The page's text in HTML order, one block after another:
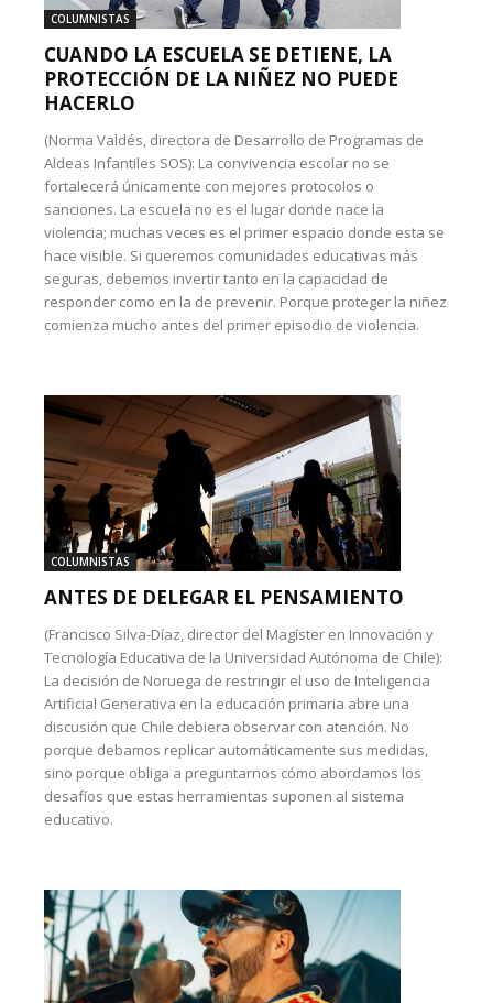
COLUMNISTAS
CUANDO LA ESCUELA SE DETIENE, LA
PROTECCIÓN DE LA NIÑEZ NO PUEDE
HACERLO
(Norma Valdés, directora de Desarrollo de Programas de
Aldeas Infantiles SOS): La convivencia escolar no se
fortalecerá únicamente con mejores protocolos o
sanciones. La escuela no es el lugar donde nace la
violencia; muchas veces es el primer espacio donde esta se
hace visible. Si queremos comunidades educativas más
seguras, debemos invertir tanto en la capacidad de
responder como en la de prevenir. Porque proteger la niñez
comienza mucho antes del primer episodio de violencia.
COLUMNISTAS
ANTES DE DELEGAR EL PENSAMIENTO
(Francisco Silva-Díaz, director del Magíster en Innovación y
Tecnología Educativa de la Universidad Autónoma de Chile):
La decisión de Noruega de restringir el uso de Inteligencia
Artificial Generativa en la educación primaria abre una
discusión que Chile debiera observar con atención. No
porque debamos replicar automáticamente sus medidas,
sino porque obliga a preguntarnos cómo abordamos los
desafíos que estas herramientas suponen al sistema
educativo.